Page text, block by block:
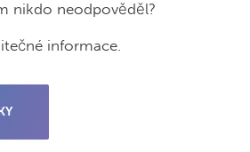
nikdo neodpověděl?
informace.